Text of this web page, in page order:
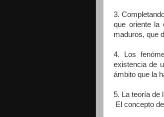
3.
que oriente la
maduros, que
4. Los
existencia de
ámbito que la
5. La teoría de
El concepto